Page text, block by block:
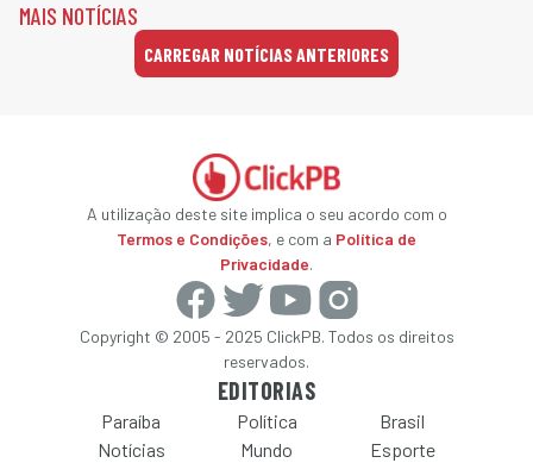
MAIS NOTÍCIAS
CARREGAR NOTÍCIAS ANTERIORES
A utilização deste site implica o seu acordo com o
Termos e Condições, e com a Política de
Privacidade.
Copyright © 2005 - 2025 ClickPB. Todos os direitos
reservados.
EDITORIAS
Paraíba Política
Brasil
Notícias
Mundo Esporte